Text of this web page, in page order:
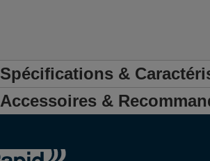
Spécifications &
Accessoires &